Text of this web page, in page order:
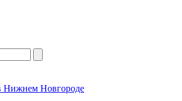
Нижнем Новгороде